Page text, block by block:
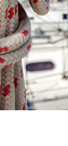
Flottánk
Vitorlás